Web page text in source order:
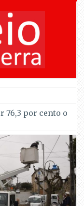
rede de furtos de
76,3 por cento o